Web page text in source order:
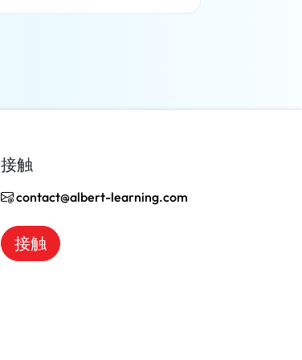
接触
contact@albert-learning.com
接触